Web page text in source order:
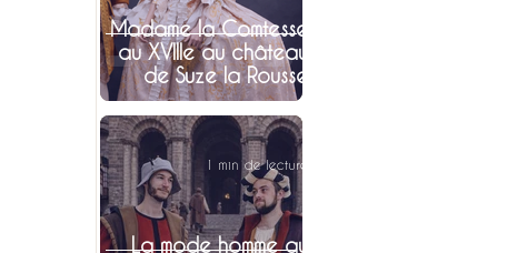
Madame la Comtesse
au XVIIIe au château
de Suze la Rousse
La mode homme au
1 min de lecture